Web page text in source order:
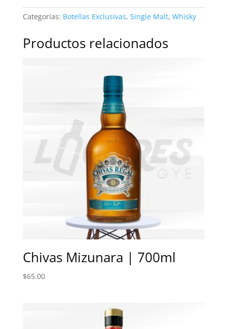
Casks
700ml
Categorías: Botellas Exclusivas, Single Malt, Whisky
Productos relacionados
Chivas Mizunara | 700ml
$65.00